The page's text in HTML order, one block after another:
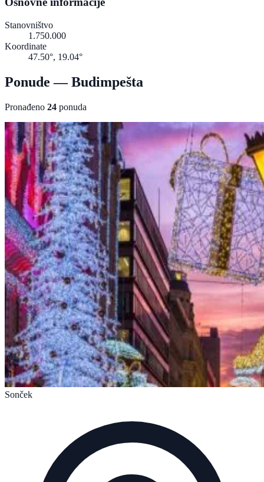
Stanovništvo
1.750.000
Koordinate
47.50°, 19.04°
Ponude — Budimpešta
Pronađeno 24 ponuda
Sonček